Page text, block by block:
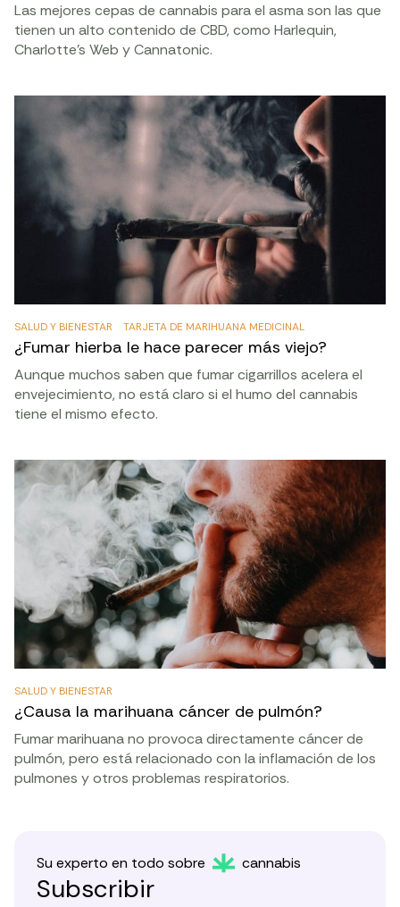
Las mejores cepas de cannabis para el asma son las que
tienen un alto contenido de CBD, como Harlequin,
Charlotte’s Web y Cannatonic.
SALUD Y BIENESTAR TARJETA DE MARIHUANA MEDICINAL
¿Fumar hierba le hace parecer más viejo?
Aunque muchos saben que fumar cigarrillos acelera el
envejecimiento, no está claro si el humo del cannabis
tiene el mismo efecto.
SALUD Y BIENESTAR
¿Causa la marihuana cáncer de pulmón?
Fumar marihuana no provoca directamente cáncer de
pulmón, pero está relacionado con la inflamación de los
pulmones y otros problemas respiratorios.
Su experto en todo sobre cannabis
Subscribir